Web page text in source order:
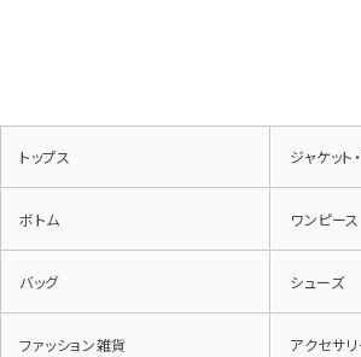
トップス ジャケット
ボトム ワンピース
バッグ シューズ
ファッション雑貨 アクセサ